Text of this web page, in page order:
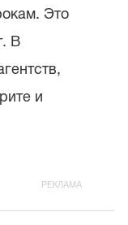
Это
В
и